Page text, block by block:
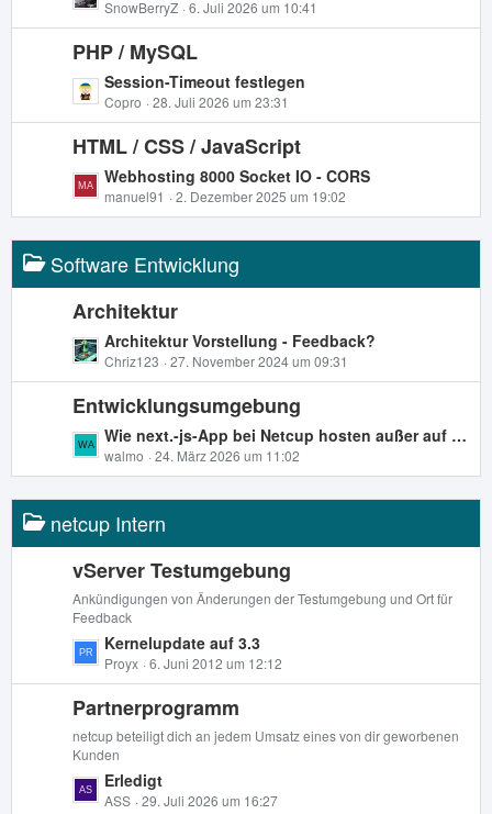
r
ä
g
e
e
t
z
t
e
B
e
e
SnowBerryZ 6. Juli 2026 um 10:41
PHP / MySQL
L
e
t
z
t
e
B
e
i
t
r
ä
g
e
Session-Timeout festlegen
Copro 28. Juli 2026 um 23:31
HTML / CSS / JavaScript
L
e
t
z
t
e
B
i
r
ä
g
e
Webhosting 8000 Socket IO - CORS
manuel91 2. Dezember 2025 um 19:02
Software Entwicklung
Architektur
L
e
t
z
t
e
B
e
i
t
ä
g
e
Architektur Vorstellung - Feedback?
Chriz123 27. November 2024 um 09:31
Entwicklungsumgebung
L
e
t
z
t
e
B
e
i
g
e
Wie next.-js-App bei Netcup hosten außer auf einem VPS?
walmo 24. März 2026 um 11:02
netcup Intern
vServer Testumgebung
Ankündigungen von Änderungen der Testumgebung und Ort für
Feedback
L
e
t
z
t
e
B
e
Kernelupdate auf 3.3
Proyx 6. Juni 2012 um 12:12
Partnerprogramm
netcup beteiligt dich an jedem Umsatz eines von dir geworbenen
Kunden
L
e
Erledigt
ASS 29. Juli 2026 um 16:27